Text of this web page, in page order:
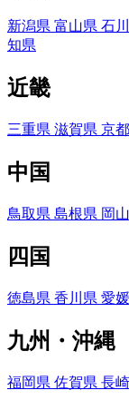
新潟県 富山県 石
知県
近畿
三重県 滋賀県 京
中国
鳥取県 島根県 岡
四国
徳島県 香川県 愛
九州・沖縄
福岡県 佐賀県 長